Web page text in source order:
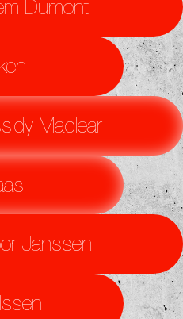
Dumont
Maclear
Janssen